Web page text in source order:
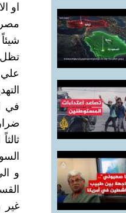
او
مصر
تظل
علي
في
و
غير